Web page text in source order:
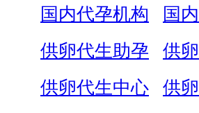
国内代孕机构
国
供卵代生助孕
供
供卵代生中心
供